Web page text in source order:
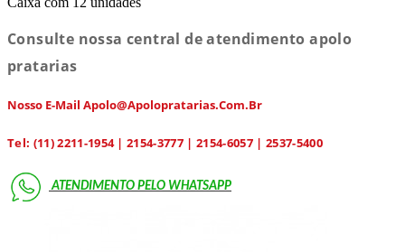
Consulte nossa central de atendimento apolo
pratarias
Nosso E-Mail Apolo@apolopratarias.com.br
Tel: (11) 2211-1954 | 2154-3777 | 2154-6057 | 2537-5400
ATENDIMENTO PELO WHATSAPP